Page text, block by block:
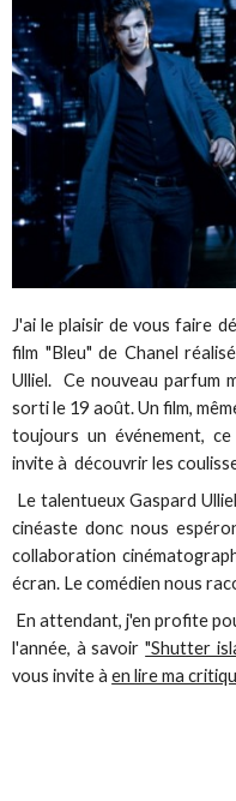
J'ai le plaisir de vous faire
film "Bleu" de Chanel
Ulliel. Ce nouveau parfum
sorti le 19 août. Un film,
toujours un événement,
invite à découvrir les
Le talentueux Gaspard
cinéaste donc nous
collaboration
écran. Le comédien nous
En attendant, j'en profite
l'année, à savoir"Shutter
vous invite àen lire ma